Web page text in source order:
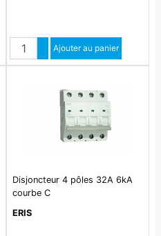
QuantitéAugmenter quantité
Diminuer quantité
Ajouter au panier
Disjoncteur 4 pôles 32A 6kA
courbe C
ERIS